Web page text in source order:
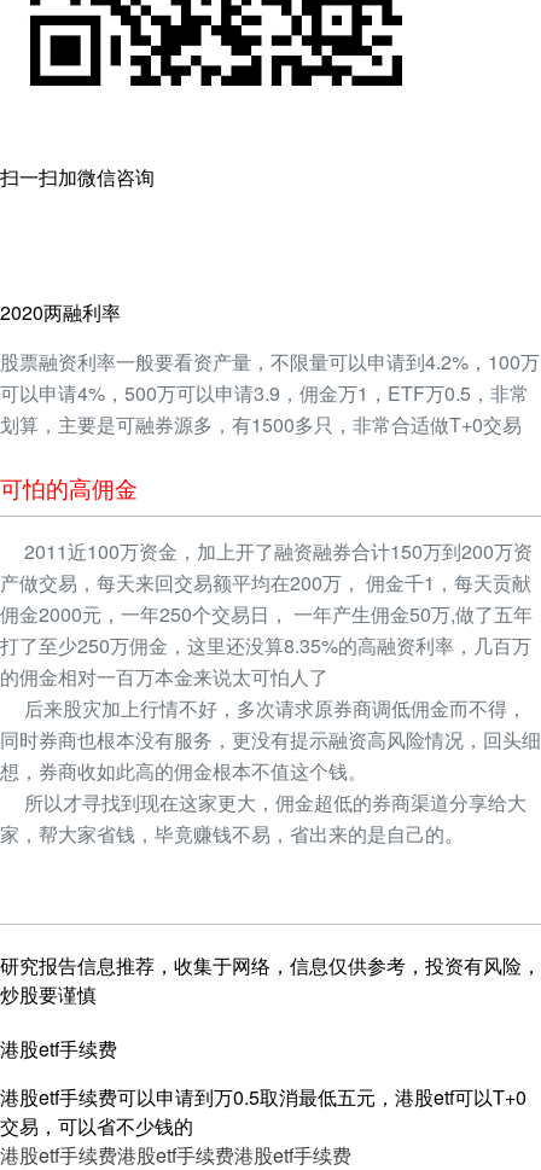
扫一扫加微信咨询
2020两融利率
股票融资利率一般要看资产量，不限量可以申请到4.2%，100万
可以申请4%，500万可以申请3.9，佣金万1，ETF万0.5，非常
划算，主要是可融券源多，有1500多只，非常合适做T+0交易
可怕的高佣金
2011近100万资金，加上开了融资融券合计150万到200万资
产做交易，每天来回交易额平均在200万， 佣金千1，每天贡献
佣金2000元，一年250个交易日， 一年产生佣金50万,做了五年
打了至少250万佣金，这里还没算8.35%的高融资利率，几百万
的佣金相对一百万本金来说太可怕人了
后来股灾加上行情不好，多次请求原券商调低佣金而不得，
同时券商也根本没有服务，更没有提示融资高风险情况，回头细
想，券商收如此高的佣金根本不值这个钱。
所以才寻找到现在这家更大，佣金超低的券商渠道分享给大
家，帮大家省钱，毕竟赚钱不易，省出来的是自己的。
研究报告信息推荐，收集于网络，信息仅供参考，投资有风险，
炒股要谨慎
港股etf手续费
港股etf手续费可以申请到万0.5取消最低五元，港股etf可以T+0
交易，可以省不少钱的
港股etf手续费港股etf手续费港股etf手续费